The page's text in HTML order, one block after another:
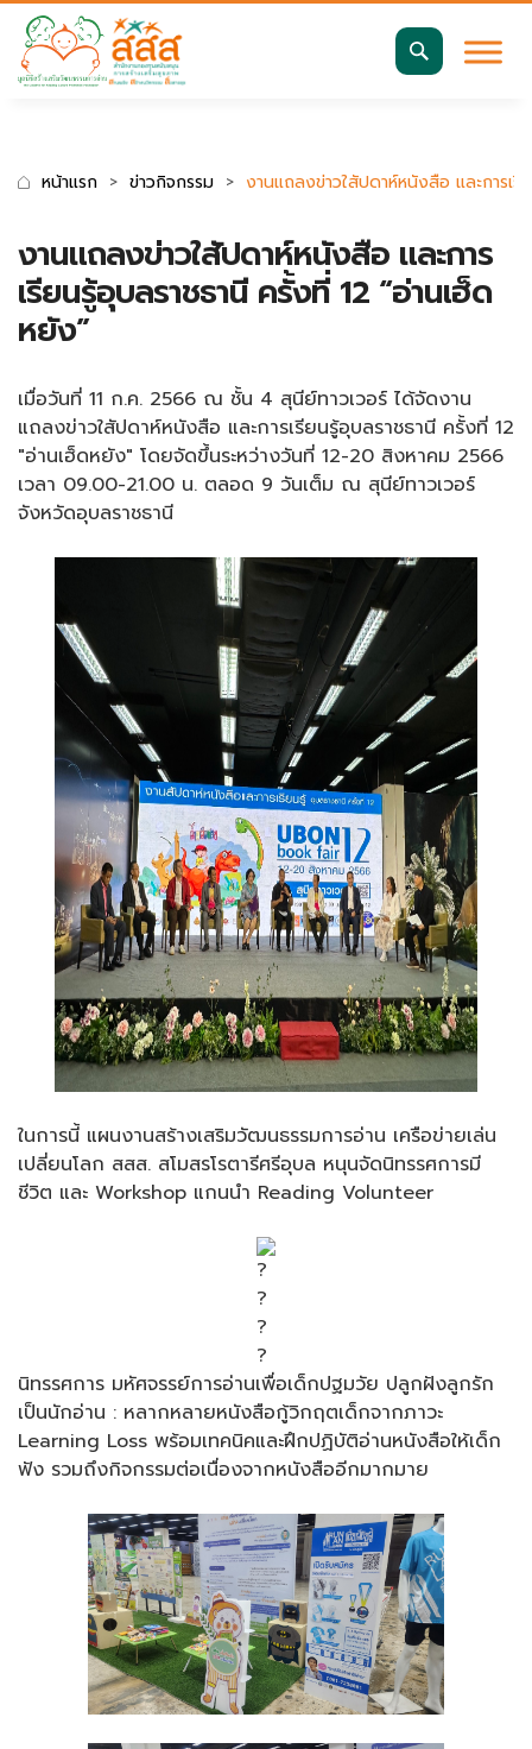
มาตรฐานการเข้าถึงเว็บ WCAG 2.2 AA
หน้าแรก ข่าวกิจกรรม งานแถลงข่าวใสัปดาห์หนังสือ และการเ
งานแถลงข่าวใสัปดาห์หนังสือ และการ
เรียนรู้อุบลราชธานี ครั้งที่ 12 “อ่านเฮ็ด
หยัง”
เมื่อวันที่ 11 ก.ค. 2566 ณ ชั้น 4 สุนีย์ทาวเวอร์ ได้จัดงาน
แถลงข่าวใสัปดาห์หนังสือ และการเรียนรู้อุบลราชธานี ครั้งที่ 12
"อ่านเฮ็ดหยัง" โดยจัดขึ้นระหว่างวันที่ 12-20 สิงหาคม 2566
เวลา 09.00-21.00 น. ตลอด 9 วันเต็ม ณ สุนีย์ทาวเวอร์
จังหวัดอุบลราชธานี
ในการนี้ แผนงานสร้างเสริมวัฒนธรรมการอ่าน เครือข่ายเล่น
เปลี่ยนโลก สสส. สโมสรโรตารีศรีอุบล หนุนจัดนิทรรศการมี
ชีวิต และ Workshop แกนนำ Reading Volunteer
นิทรรศการ มหัศจรรย์การอ่านเพื่อเด็กปฐมวัย ปลูกฝังลูกรัก
เป็นนักอ่าน : หลากหลายหนังสือกู้วิกฤตเด็กจากภาวะ
Learning Loss พร้อมเทคนิคและฝึกปฏิบัติอ่านหนังสือให้เด็ก
ฟัง รวมถึงกิจกรรมต่อเนื่องจากหนังสืออีกมากมาย